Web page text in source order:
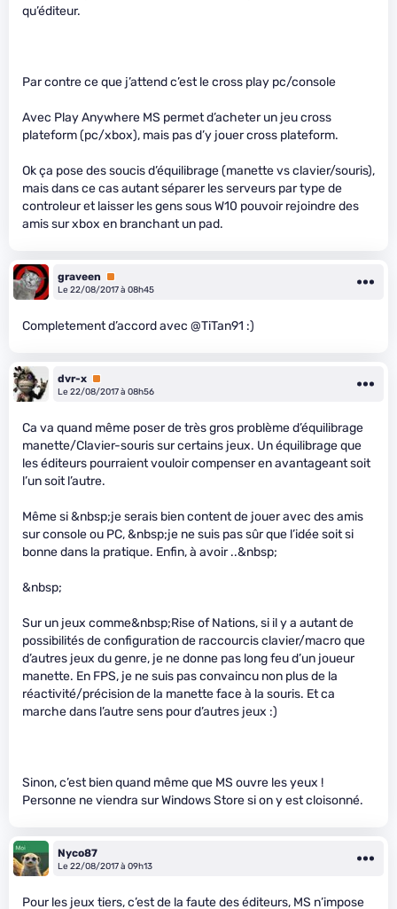
qu’éditeur.
Par contre ce que j’attend c’est le cross play pc/console
Avec Play Anywhere MS permet d’acheter un jeu cross
plateform (pc/xbox), mais pas d’y jouer cross plateform.
Ok ça pose des soucis d’équilibrage (manette vs clavier/souris),
mais dans ce cas autant séparer les serveurs par type de
controleur et laisser les gens sous W10 pouvoir rejoindre des
amis sur xbox en branchant un pad.
graveen
Premium
Le 22/08/2017 à 08h45
Completement d’accord avec @TiTan91 :)
dvr-x Premium
Le 22/08/2017 à 08h56
Ca va quand même poser de très gros problème d’équilibrage
manette/Clavier-souris sur certains jeux. Un équilibrage que
les éditeurs pourraient vouloir compenser en avantageant soit
l’un soit l’autre.
Même si &nbsp;je serais bien content de jouer avec des amis
sur console ou PC, &nbsp;je ne suis pas sûr que l’idée soit si
bonne dans la pratique. Enfin, à avoir ..&nbsp;
&nbsp;
Sur un jeux comme&nbsp;Rise of Nations, si il y a autant de
possibilités de configuration de raccourcis clavier/macro que
d’autres jeux du genre, je ne donne pas long feu d’un joueur
manette. En FPS, je ne suis pas convaincu non plus de la
réactivité/précision de la manette face à la souris. Et ca
marche dans l’autre sens pour d’autres jeux :)
Sinon, c’est bien quand même que MS ouvre les yeux !
Personne ne viendra sur Windows Store si on y est cloisonné.
Nyco87
Le 22/08/2017 à 09h13
Pour les jeux tiers, c’est de la faute des éditeurs, MS n’impose